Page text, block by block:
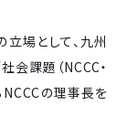
場として、九州
会課題（NCCC・
NCCCの理事長を